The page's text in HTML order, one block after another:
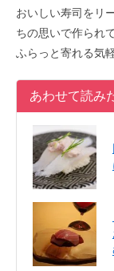
おいしい寿司をリ
ちの思いで作られ
ふらっと寄れる気
あわせて読み